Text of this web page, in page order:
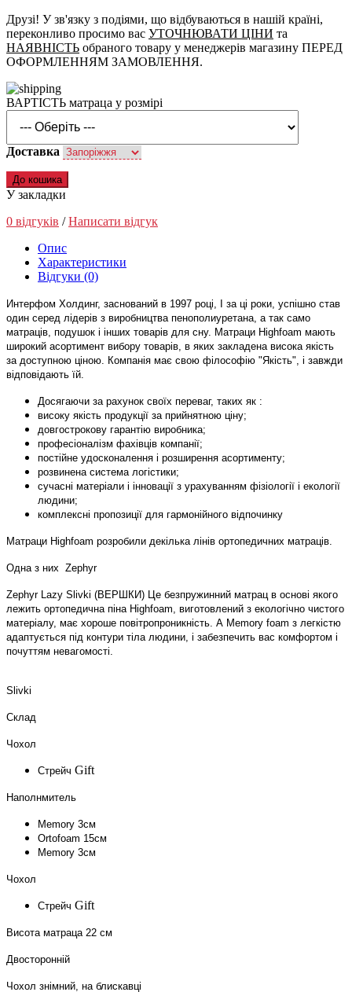
Друзі! У зв'язку з подіями, що відбуваються в нашій країні,
переконливо просимо вас УТОЧНЮВАТИ ЦІНИ та
НАЯВНІСТЬ обраного товару у менеджерів магазину ПЕРЕД
ОФОРМЛЕННЯМ ЗАМОВЛЕННЯ.
ВАРТІСТЬ матраца у розмірі
Доставка
До кошика
У закладки
0 відгуків /Написати відгук
Опис
Характеристики
Відгуки (0)
Интерфом Холдинг, заснований в 1997 році, І за ці роки, успішно став
один серед лідерів з виробництва пенополиуретана, а так само
матраців, подушок і інших товарів для сну. Матраци Highfoam мають
широкий асортимент вибору товарів, в яких закладена висока якість
за доступною ціною. Компанія має свою філософію "Якість", і завжди
відповідають їй.
Досягаючи за рахунок своїх переваг, таких як :
високу якість продукції за прийнятною ціну;
довгострокову гарантію виробника;
професіоналізм фахівців компанії;
постійне удосконалення і розширення асортименту;
розвинена система логістики;
сучасні матеріали і інновації з урахуванням фізіології і екології
людини;
комплексні пропозиції для гармонійного відпочинку
Матраци Highfoam розробили декілька лінів ортопедичних матраців.
Одна з них Zephyr
Zephyr Lazy Slivki (ВЕРШКИ) Це безпружинний матрац в основі якого
лежить ортопедична піна Highfoam, виготовлений з екологічно чистого
матеріалу, має хороше повітропроникність. А Memory foam з легкістю
адаптується під контури тіла людини, і забезпечить вас комфортом і
почуттям невагомості.
Slivki
Склад
Чохол
Стрейч Gift
Наполнмитель
Memory 3см
Оrtofoam 15см
Memory 3см
Чохол
Стрейч Gift
Висота матраца 22 см
Двосторонній
Чохол знімний, на блискавці